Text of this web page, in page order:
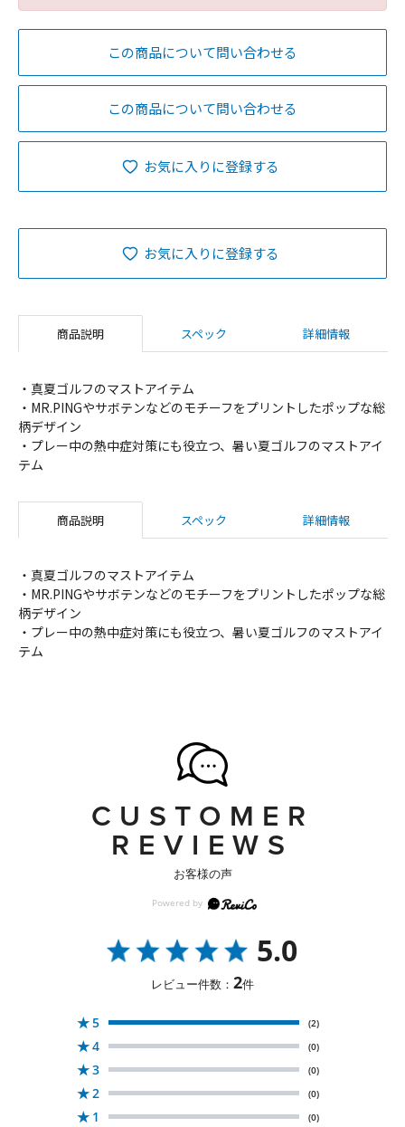
この商品について問い合わせる
この商品について問い合わせる
お気に入りに登録する
お気に入りに登録する
商品説明 スペック 詳細情報
・真夏ゴルフのマストアイテム
・MR.PINGやサボテンなどのモチーフをプリントしたポップな総
柄デザイン
・プレー中の熱中症対策にも役立つ、暑い夏ゴルフのマストアイ
テム
商品説明 スペック 詳細情報
・真夏ゴルフのマストアイテム
・MR.PINGやサボテンなどのモチーフをプリントしたポップな総
柄デザイン
・プレー中の熱中症対策にも役立つ、暑い夏ゴルフのマストアイ
テム
CUSTOMER
REVIEWS
お客様の声
5.0
レビュー件数： 2件
★5 (2)
★4 (0)
★3 (0)
★2 (0)
★ 1 (0)